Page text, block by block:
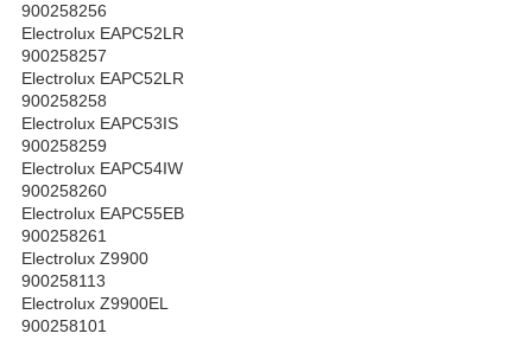
900258256
Electrolux EAPC52LR
900258257
Electrolux EAPC52LR
900258258
Electrolux EAPC53IS
900258259
Electrolux EAPC54IW
900258260
Electrolux EAPC55EB
900258261
Electrolux Z9900
900258113
Electrolux Z9900EL
900258101